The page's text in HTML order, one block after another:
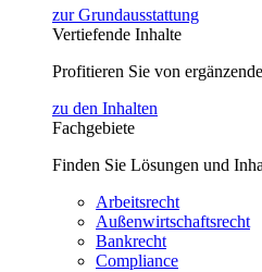
zur Grundausstattung
Vertiefende Inhalte
Profitieren Sie von
zu den Inhalten
Fachgebiete
Finden Sie Lösungen und
Arbeitsrecht
Außenwirtschaftsrecht
Bankrecht
Compliance